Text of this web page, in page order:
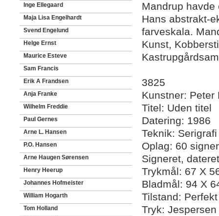
Inge Ellegaard
Maja Lisa Engelhardt
Svend Engelund
Helge Ernst
Maurice Esteve
Sam Francis
Erik A Frandsen
Anja Franke
Wilhelm Freddie
Paul Gernes
Arne L. Hansen
P.O. Hansen
Arne Haugen Sørensen
Henry Heerup
Johannes Hofmeister
William Hogarth
Tom Holland
Mandrup
Hans abstrakt-
farveskala.
Kunst,
3825
Kunstner: Peter
Titel: Uden titel
Datering: 1986
Teknik: Serigrafi
Oplag: 60
Signeret,
Trykmål: 67 X
Bladmål: 94 X
Tilstand:
Tryk: